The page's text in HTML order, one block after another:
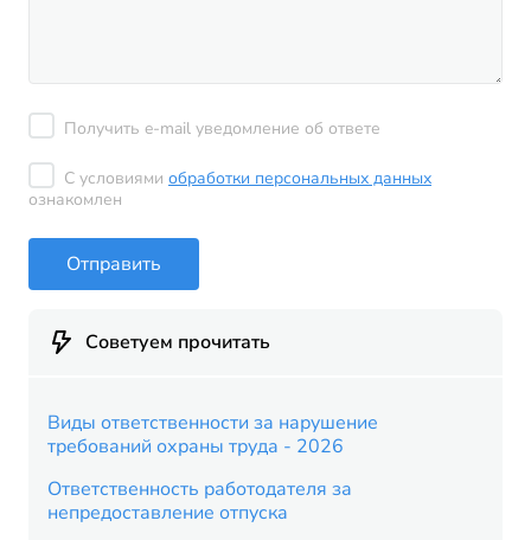
Получить e-mail уведомление об ответе
С условиями обработки персональных данных
ознакомлен
Отправить
Советуем прочитать
Виды ответственности за нарушение
требований охраны труда - 2026
Ответственность работодателя за
непредоставление отпуска